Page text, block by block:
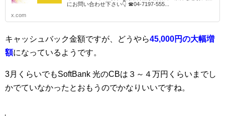
にお問い合わせ下さい👇 ☎04-7197-555...
x.com
キャッシュバック金額ですが、どうやら45,000円の大幅増
額になっているようです。
3月くらいでもSoftBank 光のCBは３～４万円くらいまでし
かでていなかったとおもうのでかなりいいですね。